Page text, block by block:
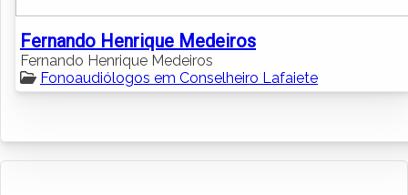
Fernando Henrique Medeiros
Fernando Henrique Medeiros
Fonoaudiólogos em Conselheiro Lafaiete